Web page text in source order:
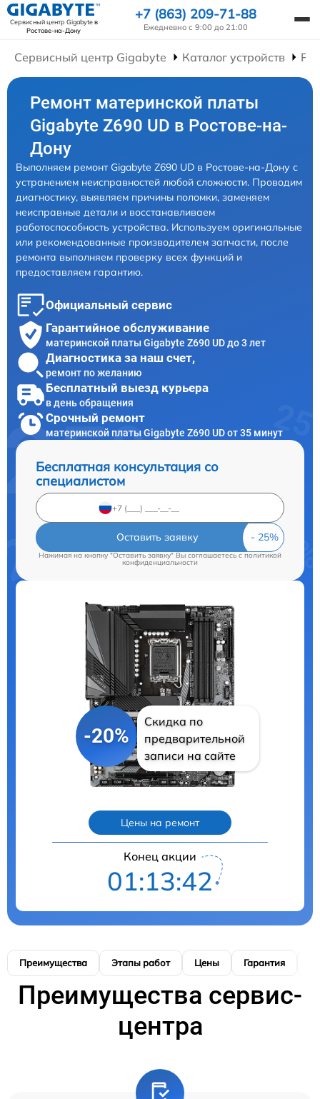
Сервисный центр Gigabyteв
Ростове-на-Дону
+7 (863) 209-71-88
Ежедневно с 9:00 до 21:00
Сервисный центр Gigabyte Каталог устройств
Ремонт материнской платы
Gigabyte Z690 UD в Ростове-на-
Дону
Выполняем ремонт Gigabyte Z690 UD в Ростове-на-Дону с
устранением неисправностей любой сложности. Проводим
диагностику, выявляем причины поломки, заменяем
неисправные детали и восстанавливаем
работоспособность устройства. Используем оригинальные
или рекомендованные производителем запчасти, после
ремонта выполняем проверку всех функций и
предоставляем гарантию.
Официальный сервис
Гарантийное обслуживание
материнской платы Gigabyte Z690 UD до 3 лет
Диагностика за наш счет,
ремонт по желанию
Бесплатный выезд курьера
в день обращения
Срочный ремонт
материнской платы Gigabyte Z690 UD от 35 минут
Бесплатная консультация со
специалистом
Оставить заявку
Нажимая на кнопку "Оставить заявку" Вы соглашаетесь c политикой
конфиденциальности
-20%
Скидка по
предварительной
записи на сайте
Цены на ремонт
Конец акции
01:13:41
Преимущества Этапы работ Цены Гарантия
Преимущества сервис-
центра